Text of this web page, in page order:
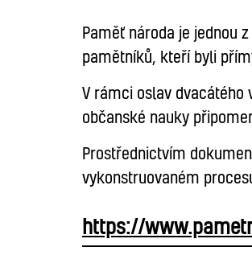
Paměť národa je jednou
pamětníků, kteří byli
V rámci oslav dvacátého
občanské nauky
Prostřednictvím
vykonstruovaném
https://